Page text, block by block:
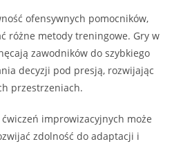
ofensywnych pomocników,
różne metody treningowe. Gry w
zawodników do szybkiego
decyzji pod presją, rozwijając
przestrzeniach.
ćwiczeń improwizacyjnych może
zdolność do adaptacji i